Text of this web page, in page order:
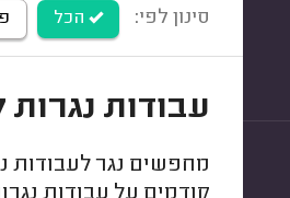
סינון לפי: הכל
עבודות
מחפשים נגר לעבודות